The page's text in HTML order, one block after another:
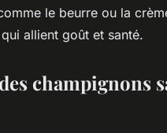
le beurre ou la
qui allient goût et santé.
champignons